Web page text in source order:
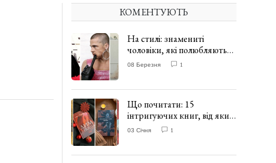
КОМЕНТУЮТЬ
На стилі: знамениті
чоловіки, які полюбляють
одягати сукні. ФОТО
08 Березня 1
Що почитати: 15
інтригуючих книг, від яких
важко відірватись. ФОТО
03 Січня 1